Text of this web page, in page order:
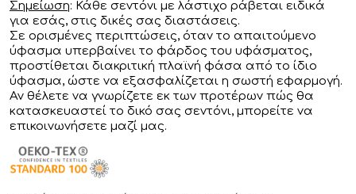
Σημείωση: Κάθε σεντόνι με λάστιχο ράβεται ειδικά
για εσάς, στις δικές σας διαστάσεις.
Σε ορισμένες περιπτώσεις, όταν το απαιτούμενο
ύφασμα υπερβαίνει το φάρδος του υφάσματος,
προστίθεται διακριτική πλαϊνή φάσα από το ίδιο
ύφασμα, ώστε να εξασφαλίζεται η σωστή εφαρμογή.
Αν θέλετε να γνωρίζετε εκ των προτέρων πώς θα
κατασκευαστεί το δικό σας σεντόνι, μπορείτε να
επικοινωνήσετε μαζί μας.